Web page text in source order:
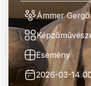
Ámmer Gergő
Esemény
2026-03-14